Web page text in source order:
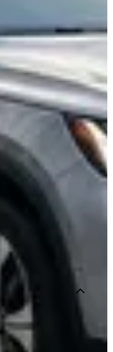
Aktualizovat